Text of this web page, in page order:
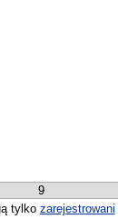
9
tylko zarejestrowani